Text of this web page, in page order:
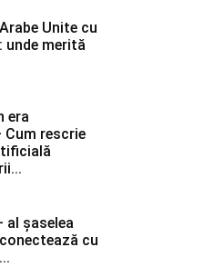
Unite cu
unde merită
era
rescrie
al șaselea
cu